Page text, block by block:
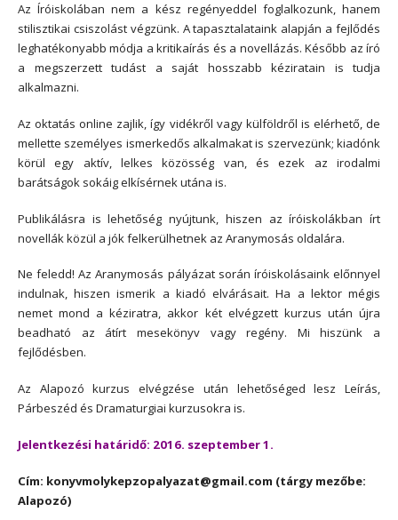
Az Íróiskolában nem a kész regényeddel foglalkozunk, hanem
stilisztikai csiszolást végzünk. A tapasztalataink alapján a fejlődés
leghatékonyabb módja a kritikaírás és a novellázás. Később az író
a megszerzett tudást a saját hosszabb kéziratain is tudja
alkalmazni.
Az oktatás online zajlik, így vidékről vagy külföldről is elérhető, de
mellette személyes ismerkedős alkalmakat is szervezünk; kiadónk
körül egy aktív, lelkes közösség van, és ezek az irodalmi
barátságok sokáig elkísérnek utána is.
Publikálásra is lehetőség nyújtunk, hiszen az íróiskolákban írt
novellák közül a jók felkerülhetnek az Aranymosás oldalára.
Ne feledd! Az Aranymosás pályázat során íróiskolásaink előnnyel
indulnak, hiszen ismerik a kiadó elvárásait. Ha a lektor mégis
nemet mond a kéziratra, akkor két elvégzett kurzus után újra
beadható az átírt mesekönyv vagy regény. Mi hiszünk a
fejlődésben.
Az Alapozó kurzus elvégzése után lehetőséged lesz Leírás,
Párbeszéd és Dramaturgiai kurzusokra is.
Jelentkezési határidő: 2016. szeptember 1.
Cím: konyvmolykepzopalyazat@gmail.com (tárgy mezőbe:
Alapozó)